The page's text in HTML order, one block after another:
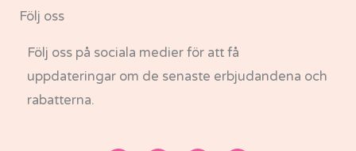
Följ oss
Följ oss på sociala medier för att få
uppdateringar om de senaste erbjudandena och
rabatterna.